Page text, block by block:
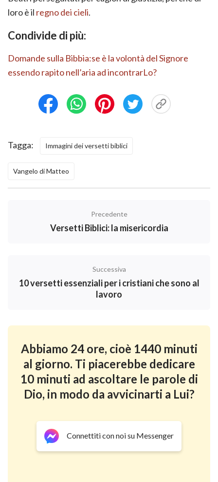
loro è il regno dei cieli.
Condivide di più:
Domande sulla Bibbia:se è la volontà del Signore
essendo rapito nell’aria ad incontrarLo?
Tagga: Immagini dei versetti biblici
Vangelo di Matteo
Precedente
Versetti Biblici: la misericordia
Successiva
10 versetti essenziali per i cristiani che sono al
lavoro
Abbiamo 24 ore, cioè 1440 minuti
al giorno. Ti piacerebbe dedicare
10 minuti ad ascoltare le parole di
Dio, in modo da avvicinarti a Lui?
Connettiti con noi su Messenger